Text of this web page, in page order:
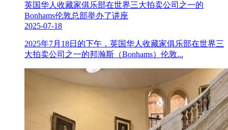
英国华人收藏家俱乐部在世界三大拍卖公司之一的
Bonhams伦敦总部举办了讲座
2025-07-18
2025年7月18日的下午，英国华人收藏家俱乐部在世界三
大拍卖公司之一的邦瀚斯（Bonhams）伦敦...